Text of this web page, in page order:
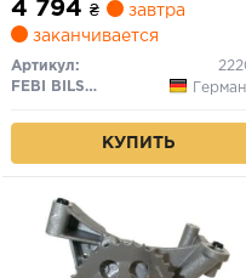
4 794 ₴
завтра
заканчивается
Артикул:
FEBI BILSTEIN
КУПИТЬ